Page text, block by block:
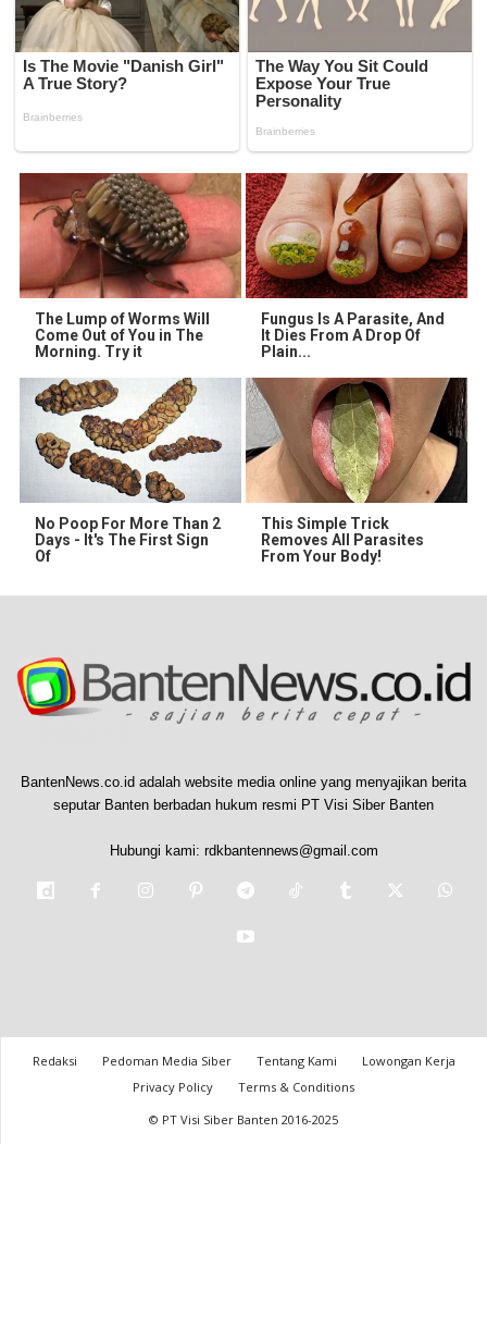
The Lump of Worms Will
Come Out of You in The
Morning. Try it
Fungus Is A Parasite, And
It Dies From A Drop Of
Plain...
No Poop For More Than 2
Days - It's The First Sign
Of
This Simple Trick
Removes All Parasites
From Your Body!
BantenNews.co.id adalah website media online yang menyajikan berita
seputar Banten berbadan hukum resmi PT Visi Siber Banten
Hubungi kami: rdkbantennews@gmail.com
Redaksi Pedoman Media Siber Tentang Kami
Lowongan Kerja
Privacy Policy
Terms & Conditions
© PT Visi Siber Banten 2016-2025